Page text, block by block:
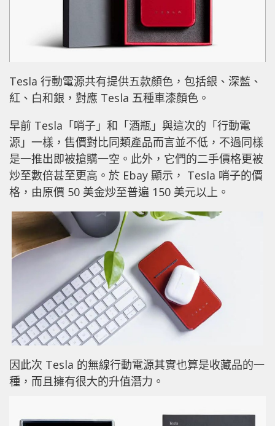
Tesla 行動電源共有提供五款顏色，包括銀、深藍、
紅、白和銀，對應 Tesla 五種車漆顏色。
早前 Tesla「哨子」和「酒瓶」與這次的「行動電
源」一樣，售價對比同類產品而言並不低，不過同樣
是一推出即被搶購一空。此外，它們的二手價格更被
炒至數倍甚至更高。於 Ebay 顯示， Tesla 哨子的價
格，由原價 50 美金炒至普遍 150 美元以上。
因此次 Tesla 的無線行動電源其實也算是收藏品的一
種，而且擁有很大的升值潛力。